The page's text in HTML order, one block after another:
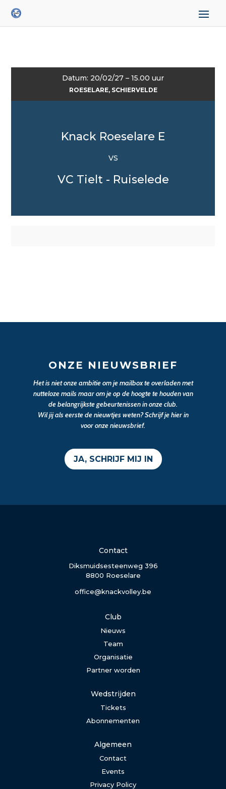
Datum: 20/02/27 – 15.00 uur
ROESELARE, SCHIERVELDE
Knack Roeselare E
VS
VC Tielt - Ruiselede
ONZE NIEUWSBRIEF
Het is niet onze ambitie om je mailbox te overladen met
nutteloze mails maar om je op de hoogte te houden van
de belangrijkste gebeurtenissen in onze club.
Wil jij als eerste de nieuwtjes weten? Schrijf je hier in
voor onze nieuwsbrief.
JA, SCHRIJF MIJ IN
Contact
Diksmuidsesteenweg 396
8800 Roeselare
office@knackvolley.be
Club
Nieuws
Team
Organisatie
Partner worden
Wedstrijden
Tickets
Abonnementen
Algemeen
Contact
Events
Privacy Policy